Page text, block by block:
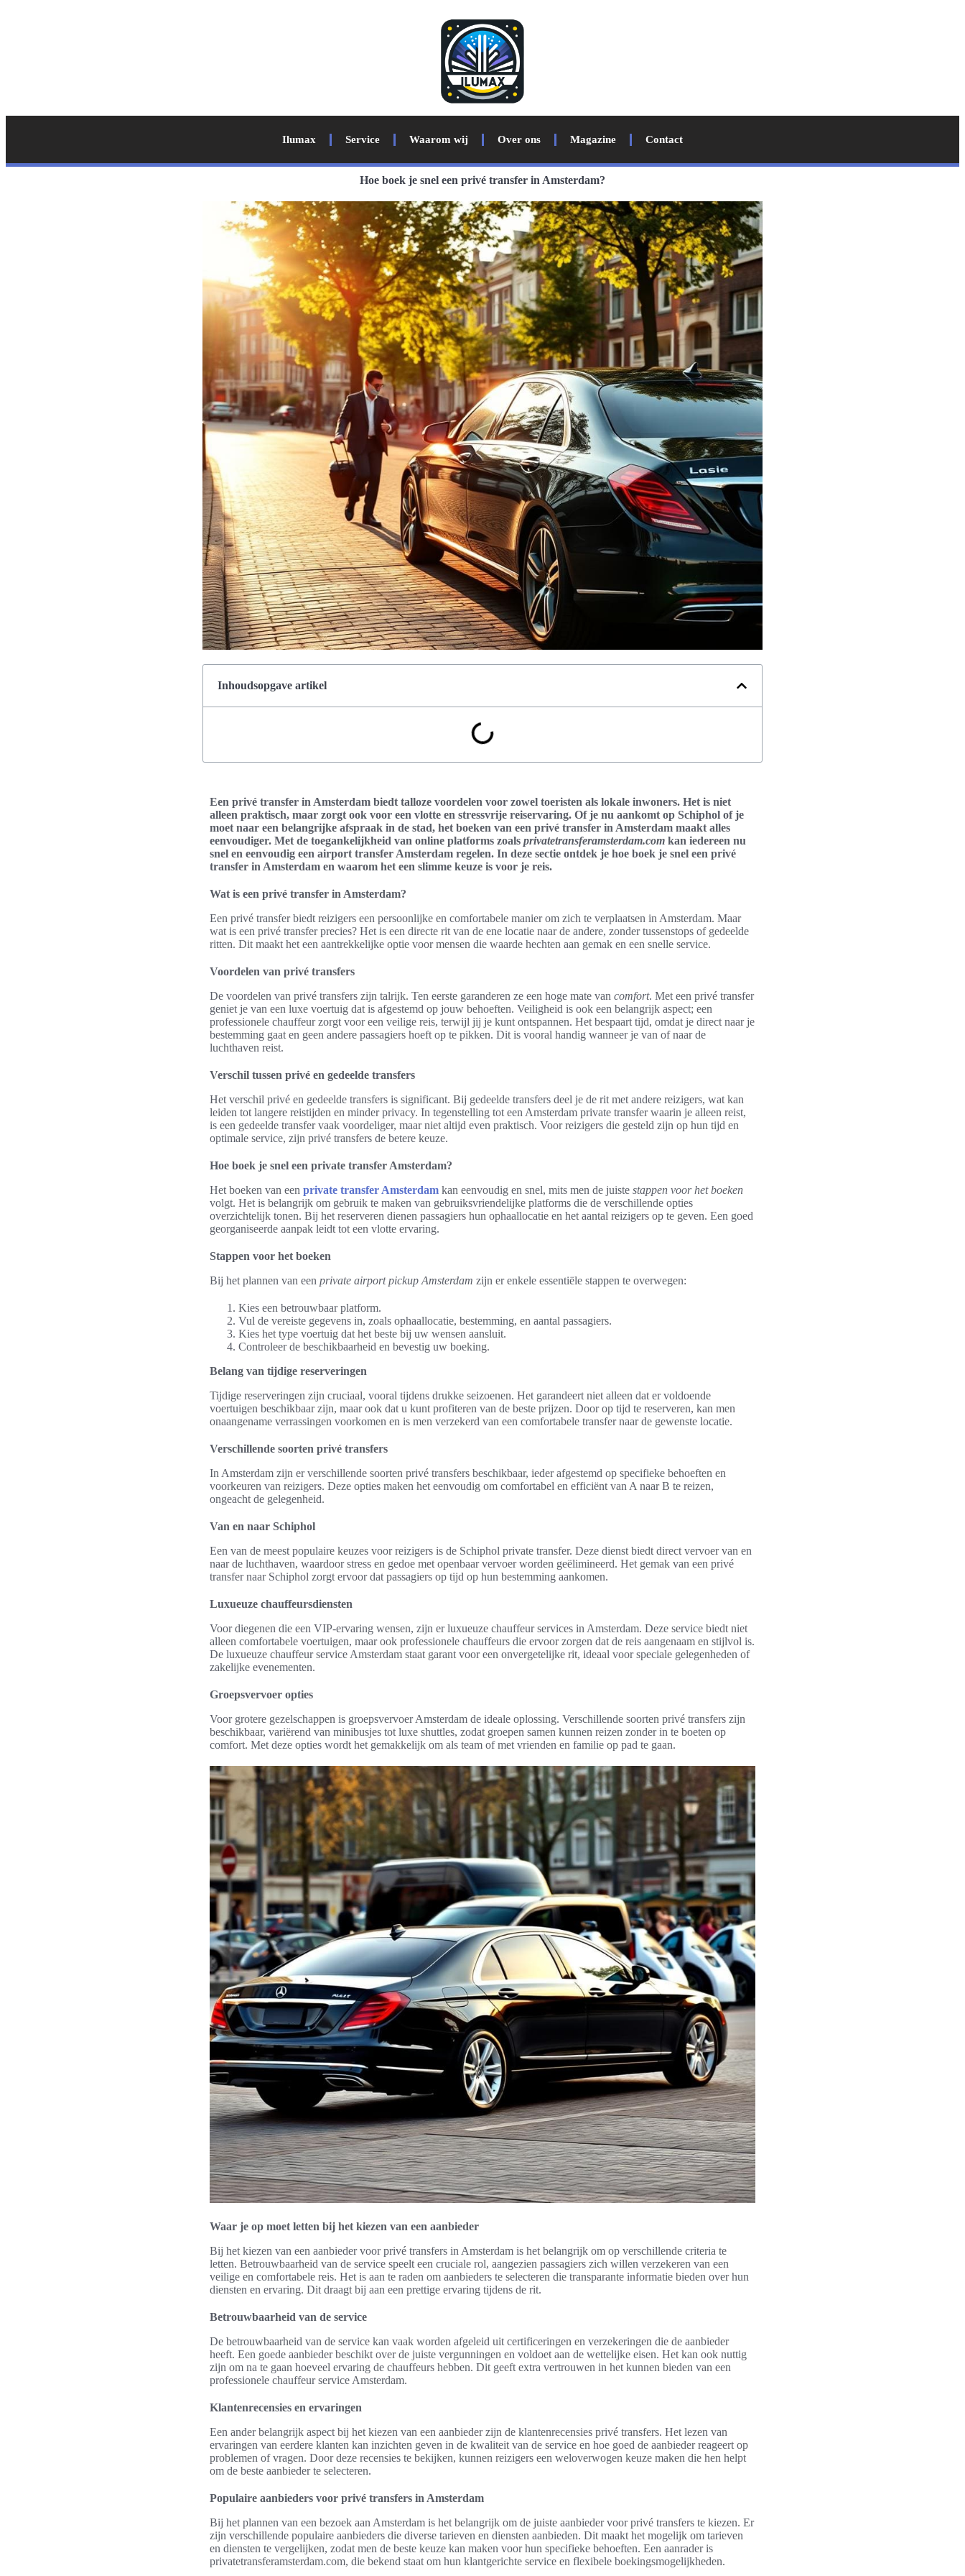
Ilumax Service Waarom wij Over ons Magazine Contact
Hoe boek je snel een privé transfer in Amsterdam?
Inhoudsopgave artikel
Een privé transfer in Amsterdam biedt talloze voordelen voor zowel toeristen als lokale inwoners. Het is niet
alleen praktisch, maar zorgt ook voor een vlotte en stressvrije reiservaring. Of je nu aankomt op Schiphol of je
moet naar een belangrijke afspraak in de stad, het boeken van een privé transfer in Amsterdam maakt alles
eenvoudiger. Met de toegankelijkheid van online platforms zoals privatetransferamsterdam.com kan iedereen nu
snel en eenvoudig een airport transfer Amsterdam regelen. In deze sectie ontdek je hoe boek je snel een privé
transfer in Amsterdam en waarom het een slimme keuze is voor je reis.
Wat is een privé transfer in Amsterdam?
Een privé transfer biedt reizigers een persoonlijke en comfortabele manier om zich te verplaatsen in Amsterdam. Maar
wat is een privé transfer precies? Het is een directe rit van de ene locatie naar de andere, zonder tussenstops of gedeelde
ritten. Dit maakt het een aantrekkelijke optie voor mensen die waarde hechten aan gemak en een snelle service.
Voordelen van privé transfers
De voordelen van privé transfers zijn talrijk. Ten eerste garanderen ze een hoge mate van comfort. Met een privé transfer
geniet je van een luxe voertuig dat is afgestemd op jouw behoeften. Veiligheid is ook een belangrijk aspect; een
professionele chauffeur zorgt voor een veilige reis, terwijl jij je kunt ontspannen. Het bespaart tijd, omdat je direct naar je
bestemming gaat en geen andere passagiers hoeft op te pikken. Dit is vooral handig wanneer je van of naar de
luchthaven reist.
Verschil tussen privé en gedeelde transfers
Het verschil privé en gedeelde transfers is significant. Bij gedeelde transfers deel je de rit met andere reizigers, wat kan
leiden tot langere reistijden en minder privacy. In tegenstelling tot een Amsterdam private transfer waarin je alleen reist,
is een gedeelde transfer vaak voordeliger, maar niet altijd even praktisch. Voor reizigers die gesteld zijn op hun tijd en
optimale service, zijn privé transfers de betere keuze.
Hoe boek je snel een private transfer Amsterdam?
Het boeken van een private transfer Amsterdam kan eenvoudig en snel, mits men de juiste stappen voor het boeken
volgt. Het is belangrijk om gebruik te maken van gebruiksvriendelijke platforms die de verschillende opties
overzichtelijk tonen. Bij het reserveren dienen passagiers hun ophaallocatie en het aantal reizigers op te geven. Een goed
georganiseerde aanpak leidt tot een vlotte ervaring.
Stappen voor het boeken
Bij het plannen van een private airport pickup Amsterdam zijn er enkele essentiële stappen te overwegen:
Kies een betrouwbaar platform.
Vul de vereiste gegevens in, zoals ophaallocatie, bestemming, en aantal passagiers.
Kies het type voertuig dat het beste bij uw wensen aansluit.
Controleer de beschikbaarheid en bevestig uw boeking.
Belang van tijdige reserveringen
Tijdige reserveringen zijn cruciaal, vooral tijdens drukke seizoenen. Het garandeert niet alleen dat er voldoende
voertuigen beschikbaar zijn, maar ook dat u kunt profiteren van de beste prijzen. Door op tijd te reserveren, kan men
onaangename verrassingen voorkomen en is men verzekerd van een comfortabele transfer naar de gewenste locatie.
Verschillende soorten privé transfers
In Amsterdam zijn er verschillende soorten privé transfers beschikbaar, ieder afgestemd op specifieke behoeften en
voorkeuren van reizigers. Deze opties maken het eenvoudig om comfortabel en efficiënt van A naar B te reizen,
ongeacht de gelegenheid.
Van en naar Schiphol
Een van de meest populaire keuzes voor reizigers is de Schiphol private transfer. Deze dienst biedt direct vervoer van en
naar de luchthaven, waardoor stress en gedoe met openbaar vervoer worden geëlimineerd. Het gemak van een privé
transfer naar Schiphol zorgt ervoor dat passagiers op tijd op hun bestemming aankomen.
Luxueuze chauffeursdiensten
Voor diegenen die een VIP-ervaring wensen, zijn er luxueuze chauffeur services in Amsterdam. Deze service biedt niet
alleen comfortabele voertuigen, maar ook professionele chauffeurs die ervoor zorgen dat de reis aangenaam en stijlvol is.
De luxueuze chauffeur service Amsterdam staat garant voor een onvergetelijke rit, ideaal voor speciale gelegenheden of
zakelijke evenementen.
Groepsvervoer opties
Voor grotere gezelschappen is groepsvervoer Amsterdam de ideale oplossing. Verschillende soorten privé transfers zijn
beschikbaar, variërend van minibusjes tot luxe shuttles, zodat groepen samen kunnen reizen zonder in te boeten op
comfort. Met deze opties wordt het gemakkelijk om als team of met vrienden en familie op pad te gaan.
Waar je op moet letten bij het kiezen van een aanbieder
Bij het kiezen van een aanbieder voor privé transfers in Amsterdam is het belangrijk om op verschillende criteria te
letten. Betrouwbaarheid van de service speelt een cruciale rol, aangezien passagiers zich willen verzekeren van een
veilige en comfortabele reis. Het is aan te raden om aanbieders te selecteren die transparante informatie bieden over hun
diensten en ervaring. Dit draagt bij aan een prettige ervaring tijdens de rit.
Betrouwbaarheid van de service
De betrouwbaarheid van de service kan vaak worden afgeleid uit certificeringen en verzekeringen die de aanbieder
heeft. Een goede aanbieder beschikt over de juiste vergunningen en voldoet aan de wettelijke eisen. Het kan ook nuttig
zijn om na te gaan hoeveel ervaring de chauffeurs hebben. Dit geeft extra vertrouwen in het kunnen bieden van een
professionele chauffeur service Amsterdam.
Klantenrecensies en ervaringen
Een ander belangrijk aspect bij het kiezen van een aanbieder zijn de klantenrecensies privé transfers. Het lezen van
ervaringen van eerdere klanten kan inzichten geven in de kwaliteit van de service en hoe goed de aanbieder reageert op
problemen of vragen. Door deze recensies te bekijken, kunnen reizigers een weloverwogen keuze maken die hen helpt
om de beste aanbieder te selecteren.
Populaire aanbieders voor privé transfers in Amsterdam
Bij het plannen van een bezoek aan Amsterdam is het belangrijk om de juiste aanbieder voor privé transfers te kiezen. Er
zijn verschillende populaire aanbieders die diverse tarieven en diensten aanbieden. Dit maakt het mogelijk om tarieven
en diensten te vergelijken, zodat men de beste keuze kan maken voor hun specifieke behoeften. Een aanrader is
privatetransferamsterdam.com, die bekend staat om hun klantgerichte service en flexibele boekingsmogelijkheden.